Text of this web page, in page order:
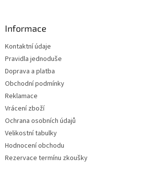
Informace
Kontaktní údaje
Pravidla jednoduše
Doprava a platba
Obchodní podmínky
Reklamace
Vrácení zboží
Ochrana osobních údajů
Velikostní tabulky
Hodnocení obchodu
Rezervace termínu zkoušky